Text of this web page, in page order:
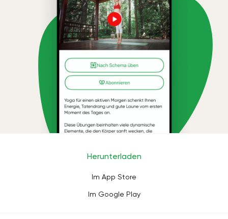
Herunterladen
Im App Store
Im Google Play